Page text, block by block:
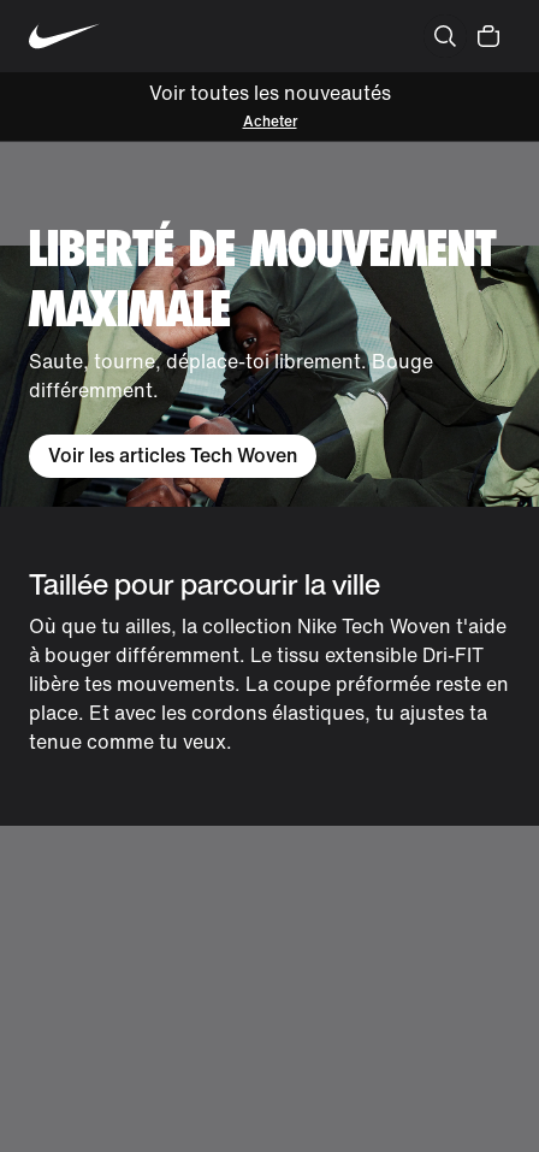
Voir toutes les nouveautés
Acheter
LIBERTÉ DE MOUVEMENT
MAXIMALE
Saute, tourne, déplace-toi librement. Bouge
différemment.
Voir les articles Tech Woven
Taillée pour parcourir la ville
Où que tu ailles, la collection Nike Tech Woven t'aide
à bouger différemment. Le tissu extensible Dri-FIT
libère tes mouvements. La coupe préformée reste en
place. Et avec les cordons élastiques, tu ajustes ta
tenue comme tu veux.